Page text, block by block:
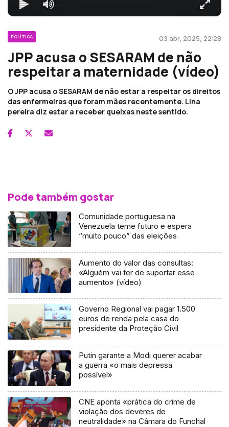
POLÍTICA 03 abr, 2025, 22:28
JPP acusa o SESARAM de não
respeitar a maternidade (vídeo)
O JPP acusa o SESARAM de não estar a respeitar os direitos
das enfermeiras que foram mães recentemente. Lina
pereira diz estar a receber queixas neste sentido.
Pode também gostar
Comunidade portuguesa na
Venezuela teme futuro e espera
“muito pouco” das eleições
Aumento do valor das consultas:
«Alguém vai ter de suportar esse
aumento» (vídeo)
Governo Regional vai pagar 1.500
euros de renda pela casa do
presidente da Proteção Civil
Putin garante a Modi querer acabar
a guerra «o mais depressa
possível»
CNE aponta «prática do crime de
violação dos deveres de
neutralidade» na Câmara do Funchal